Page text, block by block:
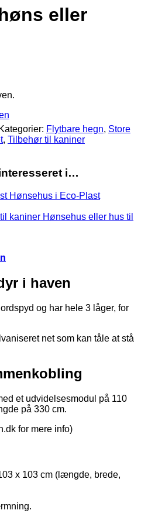
eller
Kategorier: Flytbare hegn, Store
, Tilbehør til kaniner
i…
Hønsehus i Eco-Plast
Hønsehus eller hus til
i haven
og har hele 3 låger, for
net som kan tåle at stå
et udvidelsesmodul på 110
på 330 cm.
for mere info)
x 103 cm (længde, brede,